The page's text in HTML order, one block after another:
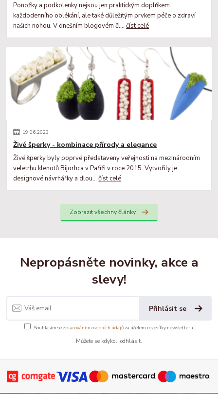
Ponožky a podkolenky nejsou jen praktickým doplňkem
každodenního oblékání, ale také důležitým prvkem péče o zdraví
našich nohou. V dnešním blogovém čl...číst celé
19.06.2023
Živé šperky - kombinace přírody a elegance
Živé šperky byly poprvé představeny veřejnosti na mezinárodním
veletrhu klenotů Bijorhca v Paříži v roce 2015. Vytvořily je
designové návrhářky a dlou...číst celé
Zobrazit všechny články
Nepropásněte novinky, akce a
slevy!
Přihlásit se
Souhlasím se zpracováním osobních údajůza účelem rozesílky newsletteru.
Můžete se kdykoli odhlásit.